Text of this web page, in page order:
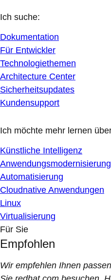
Ich suche:
Dokumentation
Für Entwickler
Technologiethemen
Architecture Center
Sicherheitsupdates
Kundensupport
Ich möchte mehr lernen
Künstliche Intelligenz
Anwendungsmodernisierung
Automatisierung
Cloudnative Anwendungen
Linux
Virtualisierung
Für Sie
Empfohlen
Wir empfehlen Ihnen